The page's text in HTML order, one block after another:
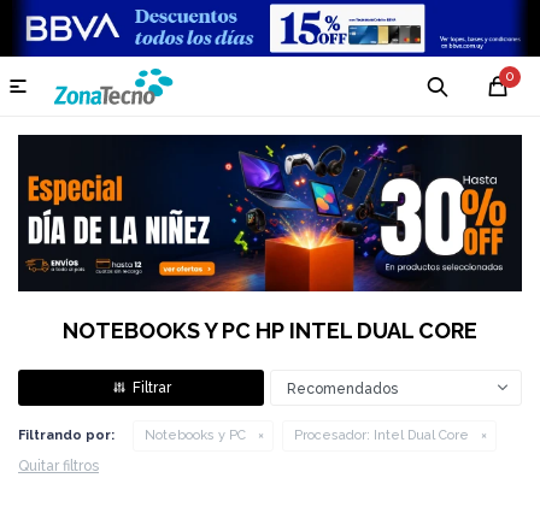
0

NOTEBOOKS Y PC HP INTEL DUAL CORE
Recomendados
Filtrando por: Notebooks y PC Procesador: Intel Dual Core
Quitar filtros